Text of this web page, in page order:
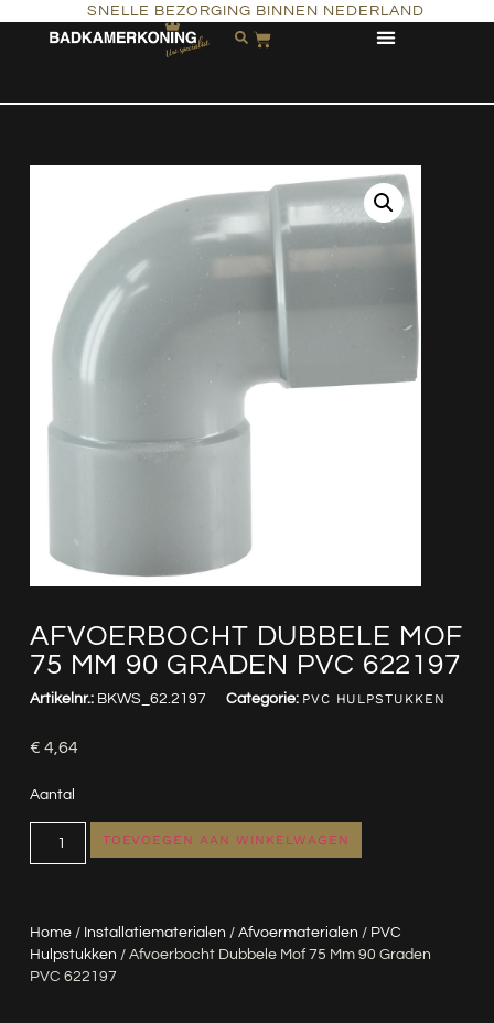
SNELLE BEZORGING BINNEN NEDERLAND
AFVOERBOCHT DUBBELE MOF
75 MM 90 GRADEN PVC 622197
Home/ Installatiematerialen / Afvoermaterialen / PVC
Hulpstukken / Afvoerbocht Dubbele Mof 75 Mm 90 Graden
PVC 622197
Artikelnr.: BKWS_62.2197 Categorie: PVC HULPSTUKKEN
€ 4,64
Aantal
TOEVOEGEN AAN WINKELWAGEN